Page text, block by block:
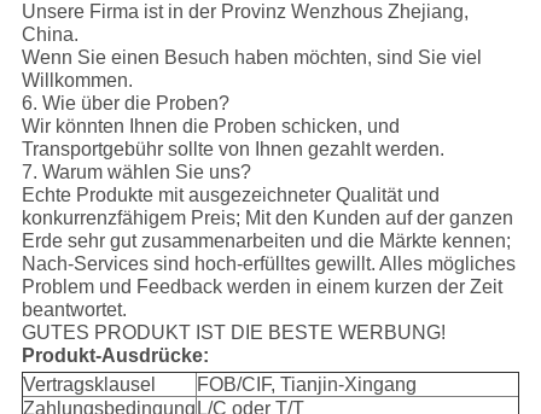
Unsere Firma ist in der Provinz Wenzhous Zhejiang,
China.
Wenn Sie einen Besuch haben möchten, sind Sie viel
Willkommen.
6. Wie über die Proben?
Wir könnten Ihnen die Proben schicken, und
Transportgebühr sollte von Ihnen gezahlt werden.
7. Warum wählen Sie uns?
Echte Produkte mit ausgezeichneter Qualität und
konkurrenzfähigem Preis; Mit den Kunden auf der ganzen
Erde sehr gut zusammenarbeiten und die Märkte kennen;
Nach-Services sind hoch-erfülltes gewillt. Alles mögliches
Problem und Feedback werden in einem kurzen der Zeit
beantwortet.
GUTES PRODUKT IST DIE BESTE WERBUNG!
Produkt-Ausdrücke:
Vertragsklausel
FOB/CIF, Tianjin-Xingang
Zahlungsbedingung L/C oder T/T